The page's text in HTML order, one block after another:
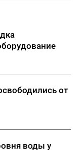
от
воды у